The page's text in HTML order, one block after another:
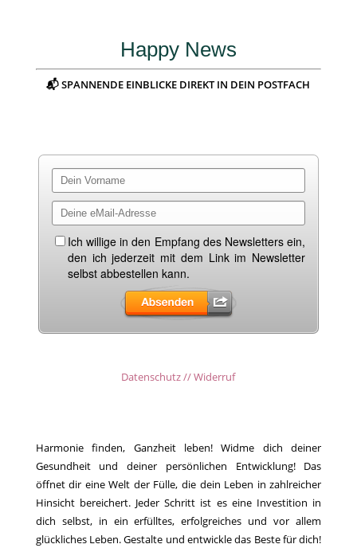
Happy News
📬 SPANNENDE EINBLICKE DIREKT IN DEIN POSTFACH
Datenschutz // Widerruf
Harmonie finden, Ganzheit leben! Widme dich deiner
Gesundheit und deiner persönlichen Entwicklung! Das
öffnet dir eine Welt der Fülle, die dein Leben in zahlreicher
Hinsicht bereichert. Jeder Schritt ist es eine Investition in
dich selbst, in ein erfülltes, erfolgreiches und vor allem
glückliches Leben. Gestalte und entwickle das Beste für dich!